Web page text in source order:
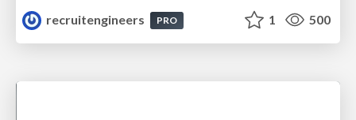
recruitengineers
PRO 1 500